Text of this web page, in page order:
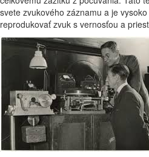
svete zvukového záznamu a je
reprodukovať zvuk s vernosťou a